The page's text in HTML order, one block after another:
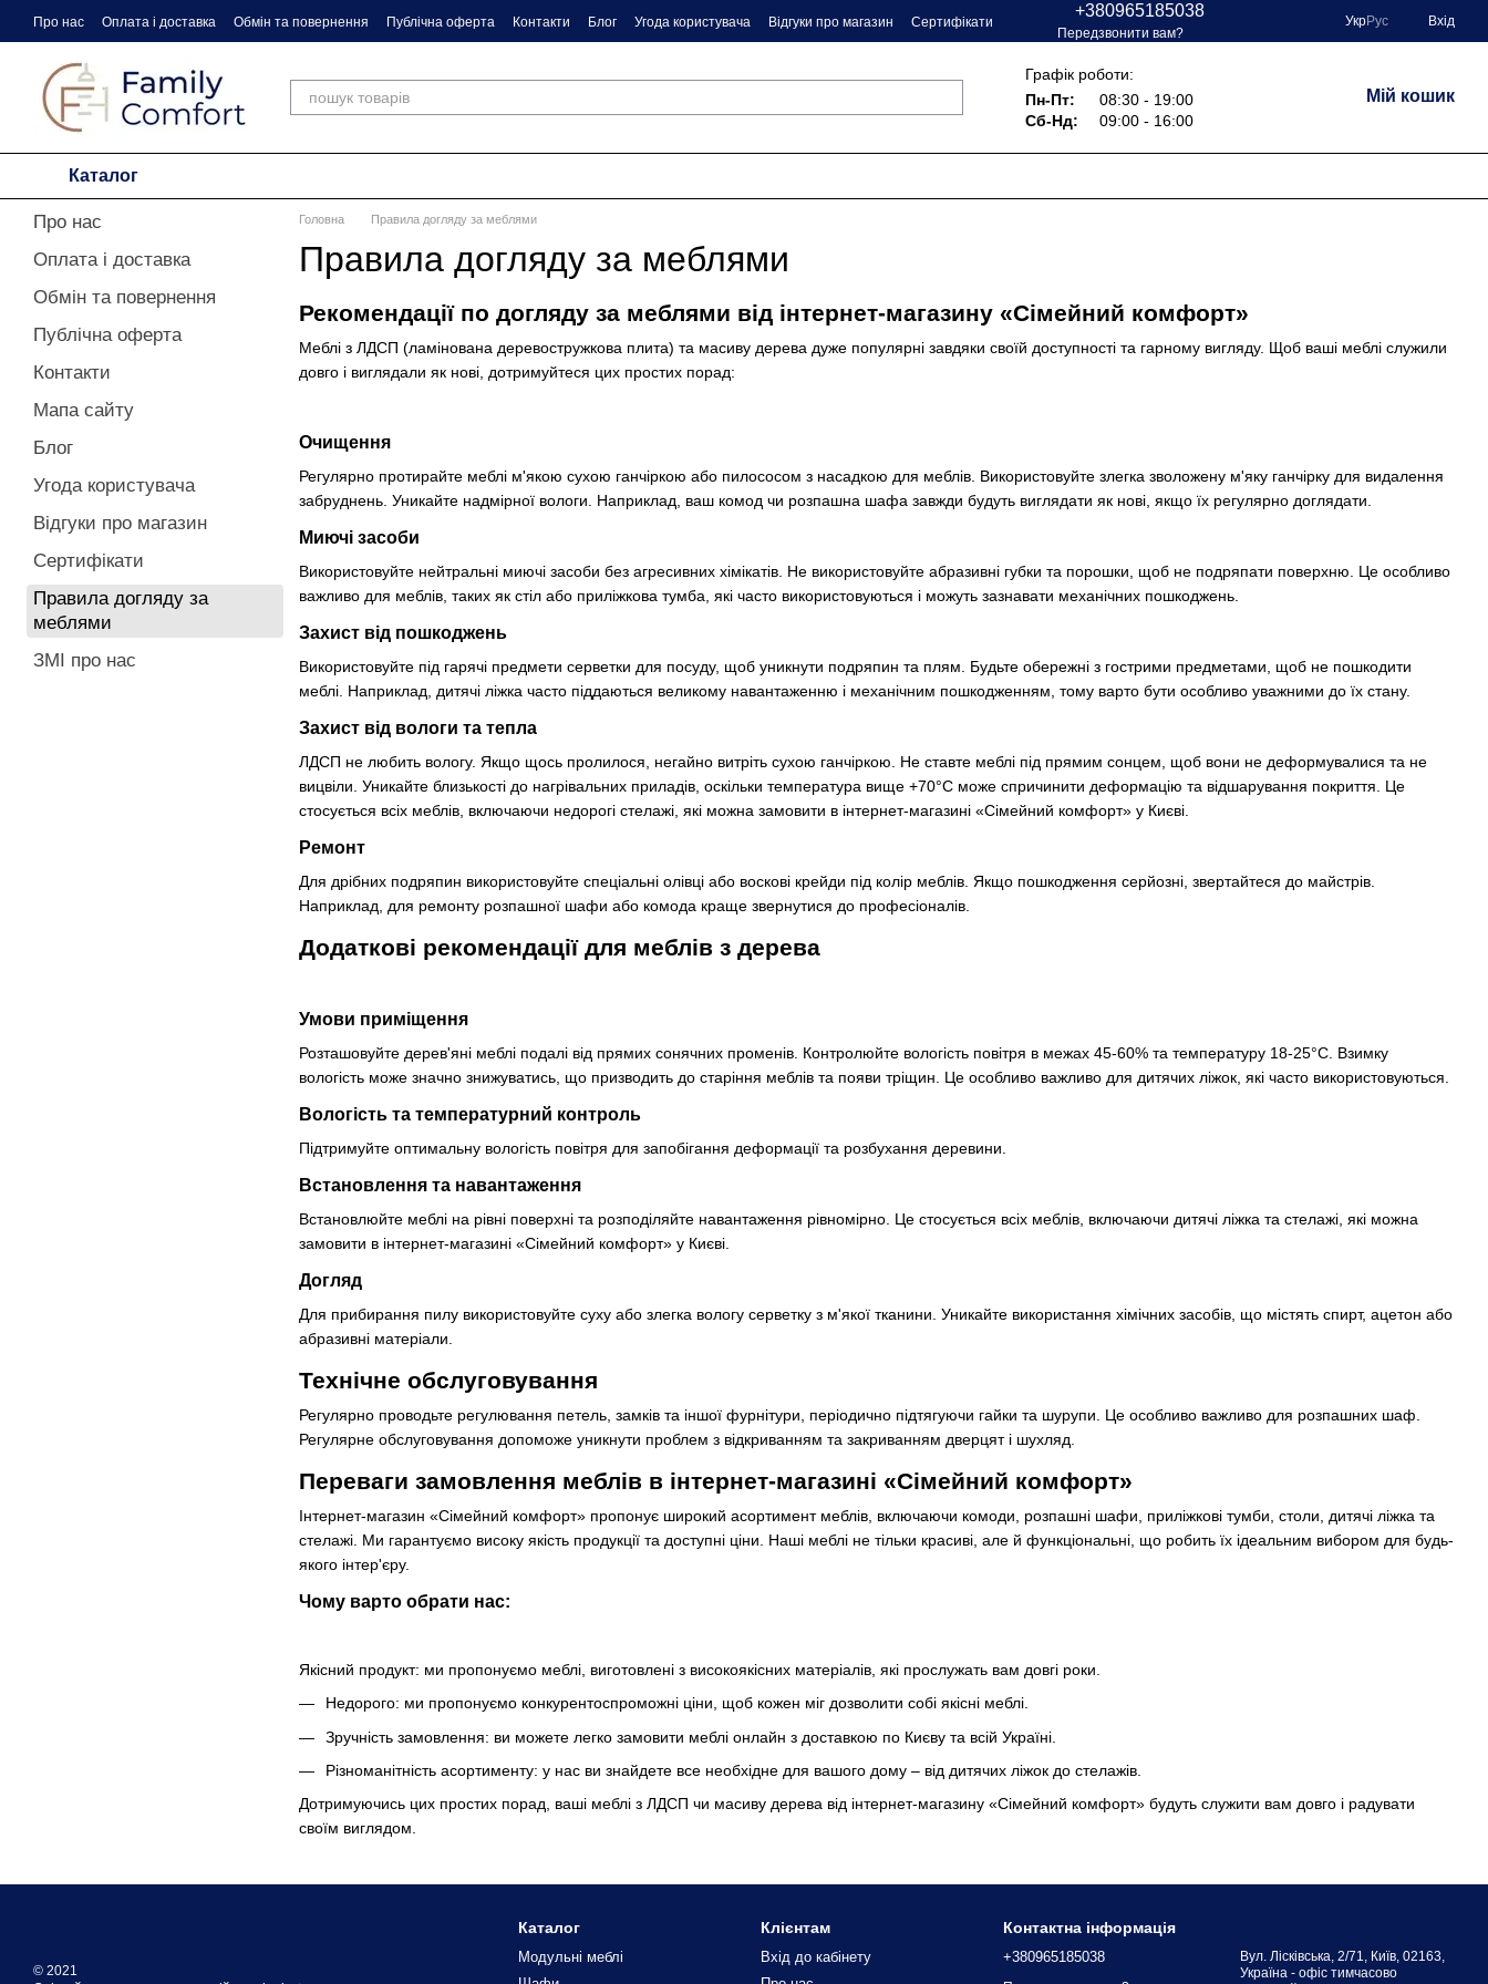
Перейти до основного контенту
Про нас Оплата і доставка Обмін та повернення Публічна оферта Контакти Блог Угода користувача Відгуки про магазин
Сертифікати
Правила догляду за меблями
ЗМІ про нас
+380965185038
Передзвонити вам?
УкрРус Вхід
Графік роботи:
Пн-Пт:
08:30 - 19:00
Сб-Нд:
09:00 - 16:00
Мій кошик
Каталог
Головна Правила догляду за меблями
Правила догляду за меблями
Рекомендації по догляду за меблями від інтернет-магазину «Сімейний комфорт»
Меблі з ЛДСП (ламінована деревостружкова плита) та масиву дерева дуже популярні завдяки своїй доступності та гарному вигляду. Щоб ваші меблі служили
довго і виглядали як нові, дотримуйтеся цих простих порад:
Очищення
Регулярно протирайте меблі м'якою сухою ганчіркою або пилососом з насадкою для меблів. Використовуйте злегка зволожену м'яку ганчірку для видалення
забруднень. Уникайте надмірної вологи. Наприклад, ваш комод чи розпашна шафа завжди будуть виглядати як нові, якщо їх регулярно доглядати.
Миючі засоби
Використовуйте нейтральні миючі засоби без агресивних хімікатів. Не використовуйте абразивні губки та порошки, щоб не подряпати поверхню. Це особливо
важливо для меблів, таких як стіл або приліжкова тумба, які часто використовуються і можуть зазнавати механічних пошкоджень.
Захист від пошкоджень
Використовуйте під гарячі предмети серветки для посуду, щоб уникнути подряпин та плям. Будьте обережні з гострими предметами, щоб не пошкодити
меблі. Наприклад, дитячі ліжка часто піддаються великому навантаженню і механічним пошкодженням, тому варто бути особливо уважними до їх стану.
Захист від вологи та тепла
ЛДСП не любить вологу. Якщо щось пролилося, негайно витріть сухою ганчіркою. Не ставте меблі під прямим сонцем, щоб вони не деформувалися та не
вицвіли. Уникайте близькості до нагрівальних приладів, оскільки температура вище +70°С може спричинити деформацію та відшарування покриття. Це
стосується всіх меблів, включаючи недорогі стелажі, які можна замовити в інтернет-магазині «Сімейний комфорт» у Києві.
Ремонт
Для дрібних подряпин використовуйте спеціальні олівці або воскові крейди під колір меблів. Якщо пошкодження серйозні, звертайтеся до майстрів.
Наприклад, для ремонту розпашної шафи або комода краще звернутися до професіоналів.
Додаткові рекомендації для меблів з дерева
Умови приміщення
Розташовуйте дерев'яні меблі подалі від прямих сонячних променів. Контролюйте вологість повітря в межах 45-60% та температуру 18-25°С. Взимку
вологість може значно знижуватись, що призводить до старіння меблів та появи тріщин. Це особливо важливо для дитячих ліжок, які часто використовуються.
Вологість та температурний контроль
Підтримуйте оптимальну вологість повітря для запобігання деформації та розбухання деревини.
Встановлення та навантаження
Встановлюйте меблі на рівні поверхні та розподіляйте навантаження рівномірно. Це стосується всіх меблів, включаючи дитячі ліжка та стелажі, які можна
замовити в інтернет-магазині «Сімейний комфорт» у Києві.
Догляд
Для прибирання пилу використовуйте суху або злегка вологу серветку з м'якої тканини. Уникайте використання хімічних засобів, що містять спирт, ацетон або
абразивні матеріали.
Технічне обслуговування
Регулярно проводьте регулювання петель, замків та іншої фурнітури, періодично підтягуючи гайки та шурупи. Це особливо важливо для розпашних шаф.
Регулярне обслуговування допоможе уникнути проблем з відкриванням та закриванням дверцят і шухляд.
Переваги замовлення меблів в інтернет-магазині «Сімейний комфорт»
Інтернет-магазин «Сімейний комфорт» пропонує широкий асортимент меблів, включаючи комоди, розпашні шафи, приліжкові тумби, столи, дитячі ліжка та
стелажі. Ми гарантуємо високу якість продукції та доступні ціни. Наші меблі не тільки красиві, але й функціональні, що робить їх ідеальним вибором для будь-
якого інтер'єру.
Чому варто обрати нас:
Якісний продукт: ми пропонуємо меблі, виготовлені з високоякісних матеріалів, які прослужать вам довгі роки.
Недорого: ми пропонуємо конкурентоспроможні ціни, щоб кожен міг дозволити собі якісні меблі.
Зручність замовлення: ви можете легко замовити меблі онлайн з доставкою по Києву та всій Україні.
Різноманітність асортименту: у нас ви знайдете все необхідне для вашого дому – від дитячих ліжок до стелажів.
Дотримуючись цих простих порад, ваші меблі з ЛДСП чи масиву дерева від інтернет-магазину «Сімейний комфорт» будуть служити вам довго і радувати
своїм виглядом.
Про нас
Оплата і доставка
Обмін та повернення
Публічна оферта
Контакти
Мапа сайту
Блог
Угода користувача
Відгуки про магазин
Сертифікати
Правила догляду за
меблями
ЗМІ про нас
© 2021
Каталог
Модульні меблі
Клієнтам
Вхід до кабінету
Контактна інформація
+380965185038
Вул. Лісківська, 2/71, Київ, 02163,
Україна - офіс тимчасово